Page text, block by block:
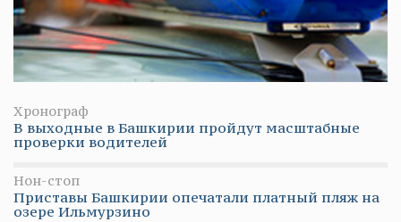
Хронограф
В выходные в Башкирии пройдут масштабные
проверки водителей
Нон-стоп
Приставы Башкирии опечатали платный пляж на
озере Ильмурзино